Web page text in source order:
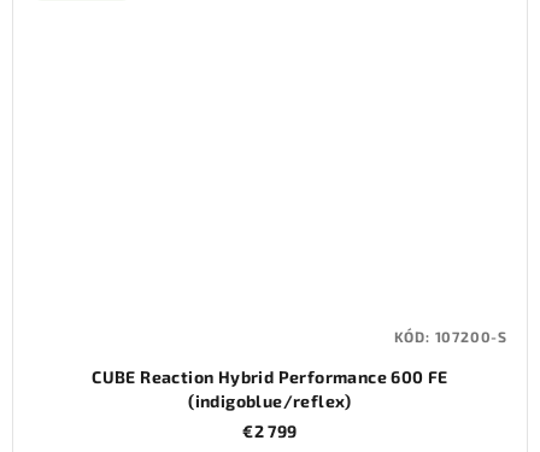
CUBE Reaction Hybrid Performance 600 FE
(indigoblue/reflex)
€2 799
KÓD: 107200-S